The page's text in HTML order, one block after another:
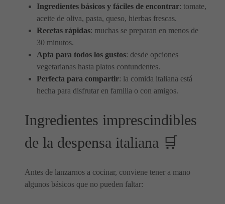
Ingredientes básicos y fáciles de encontrar: tomate,
aceite de oliva, pasta, queso, hierbas frescas.
Recetas rápidas: muchas se preparan en menos de
30 minutos.
Apta para todos los gustos: desde opciones
vegetarianas hasta platos contundentes.
Perfecta para compartir: la comida italiana está
hecha para disfrutar en familia o con amigos.
Ingredientes imprescindibles
de la despensa italiana 🛒
Antes de lanzarnos a cocinar, conviene tener a mano
algunos básicos que no pueden faltar: